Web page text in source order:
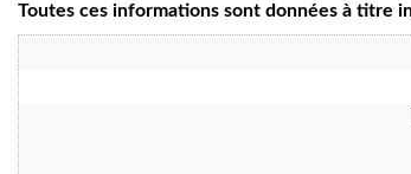
Toutes ces informations sont données à titre